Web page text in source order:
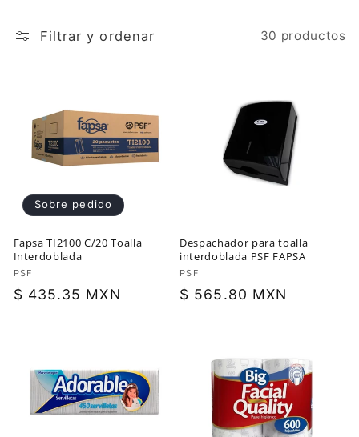
ó
n
:
Filtrar y ordenar 30 productos
Sobre pedido
Fapsa TI2100 C/20 Toalla
Interdoblada
Proveedor:
PSF
Precio
$ 435.35 MXN
Despachador para toalla
interdoblada PSF FAPSA
Proveedor:
PSF
Precio
$ 565.80 MXN